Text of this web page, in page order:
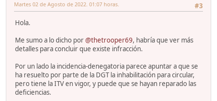
#3
Martes 02 de Agosto de 2022. 01:07 horas.
Hola.
Me sumo a lo dicho por@thetrooper69, habría que ver más
detalles para concluir que existe infracción.
Por un lado la incidencia-denegatoria parece apuntar a que se
ha resuelto por parte de la DGT la inhabilitación para circular,
pero tiene la ITV en vigor, y puede que se hayan reparado las
deficiencias.